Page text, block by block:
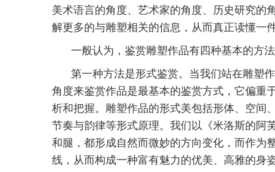
美术语言的角度、艺术家的角度、历史研究的
解更多的与雕塑相关的信息，从而真正读懂一
一般认为，鉴赏雕塑作品有四种基本的方法
第一种方法是形式鉴赏。当我们站在雕塑
角度来鉴赏作品是最基本的鉴赏方式，它偏重
析和把握。雕塑作品的形式美包括形体、空间
节奏与韵律等形式原理。我们以《米洛斯的阿
和腿，都形成自然而微妙的方向变化，而作为
线，从而构成一种富有魅力的优美、高雅的身